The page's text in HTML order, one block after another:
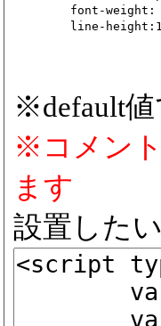
※default
※コメン
ます
設置した